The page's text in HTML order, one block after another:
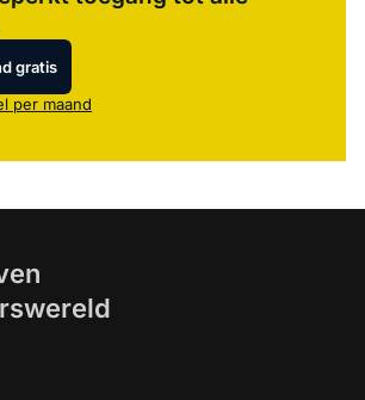
gratis
per maand